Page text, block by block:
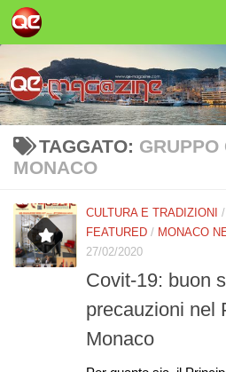
Salta al contenuto
TAGGATO: GRUPPO
MONACO
CULTURA E TRADIZIONI /
FEATURED / MONACO
27/02/2020
Covit-19: buon
precauzioni nel
Monaco